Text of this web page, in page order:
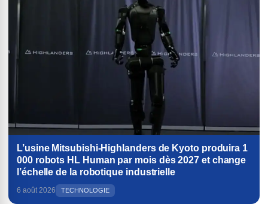
L’usine Mitsubishi-Highlanders de Kyoto produira 1
000 robots HL Human par mois dès 2027 et change
l’échelle de la robotique industrielle
6 août 2026 TECHNOLOGIE